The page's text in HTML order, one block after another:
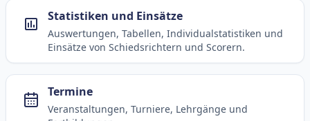
Statistiken und Einsätze
Auswertungen, Tabellen, Individualstatistiken und
Einsätze von Schiedsrichtern und Scorern.
Termine
Veranstaltungen, Turniere, Lehrgänge und